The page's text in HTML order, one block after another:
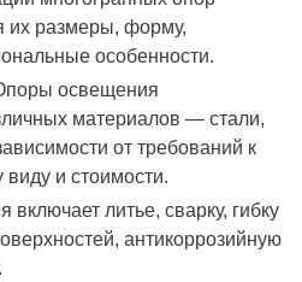
их размеры, форму,
особенности.
освещения
материалов — стали,
от требований к
и стоимости.
включает литье, сварку, гибку
антикоррозийную